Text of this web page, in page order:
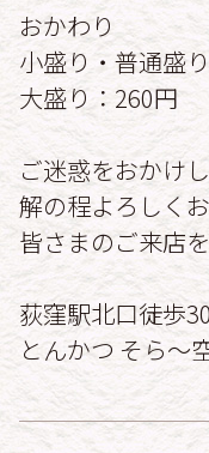
おかわり
小盛り・普通盛
大盛り：260円
ご迷惑をおかけ
解の程よろしく
皆さまのご来店
荻窪駅北口徒歩
とんかつ そら〜